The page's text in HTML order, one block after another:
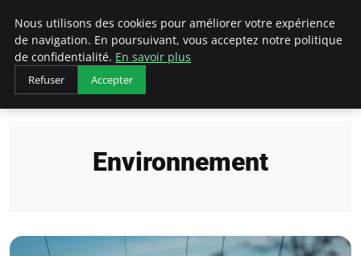
Arcticclimateemergency
Accueil Environnement
Environnement
Nous utilisons des cookies pour améliorer votre expérience
de navigation. En poursuivant, vous acceptez notre politique
de confidentialité. En savoir plus
Refuser Accepter